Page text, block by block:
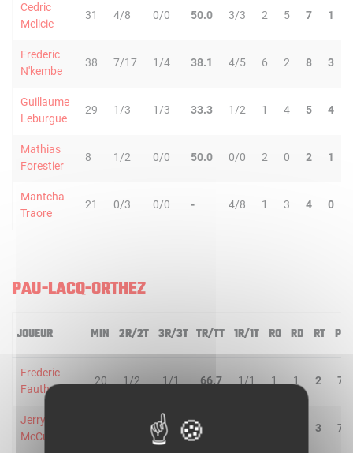
Cedric
Melicie
31 4/8 0/0 50.0 3/3 2 5 7 1
Frederic
N'kembe
38 7/17 1/4 38.1 4/5 6 2 8 3
Guillaume
Leburgue
29 1/3 1/3 33.3 1/2 1 4 5 4
Mathias
Forestier
8 1/2 0/0 50.0 0/0 2 0 2 1
Mantcha
Traore
21 0/3 0/0 - 4/8 1 3 4 0
PAU-LACQ-ORTHEZ
JOUEUR MIN 2R/2T 3R/3T TR/TT 1R/1T RO RD RT PD
Frederic
Fauthoux
20 1/2 1/1 66.7 1/1 1 1 2 7
Jerry
McCullough
1/3 50.0 3 7